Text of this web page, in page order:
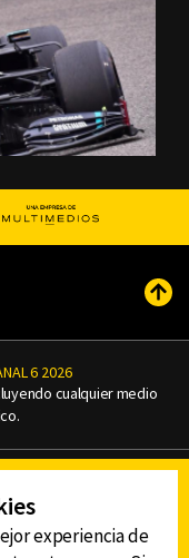
6 2026
cualquier medio
experiencia de